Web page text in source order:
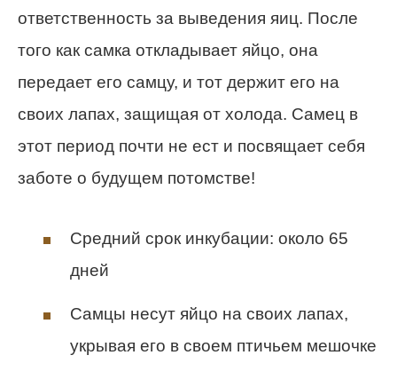
ответственность за выведения яиц. После
того как самка откладывает яйцо, она
передает его самцу, и тот держит его на
своих лапах, защищая от холода. Самец в
этот период почти не ест и посвящает себя
заботе о будущем потомстве!
Средний срок инкубации: около 65
дней
Самцы несут яйцо на своих лапах,
укрывая его в своем птичьем мешочке